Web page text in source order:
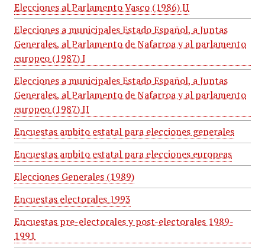
Elecciones al Parlamento Vasco (1986) II
Elecciones a municipales Estado Español, a Juntas
Generales, al Parlamento de Nafarroa y al parlamento
europeo (1987) I
Elecciones a municipales Estado Español, a Juntas
Generales, al Parlamento de Nafarroa y al parlamento
europeo (1987) II
Encuestas ambito estatal para elecciones generales
Encuestas ambito estatal para elecciones europeas
Elecciones Generales (1989)
Encuestas electorales 1993
Encuestas pre-electorales y post-electorales 1989-
1991